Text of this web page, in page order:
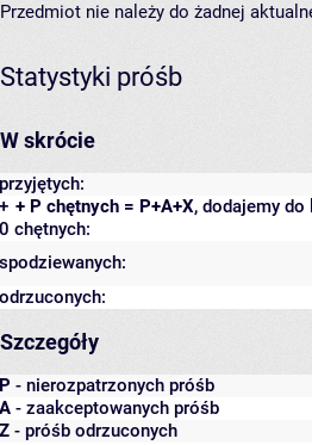
Przedmiot nie należy do żadnej
Statystyki próśb
W skrócie
przyjętych:
+ P chętnych = P+A+X, dodajemy
+
0 chętnych:
spodziewanych:
odrzuconych:
Szczegóły
P - nierozpatrzonych próśb
A - zaakceptowanych próśb
Z - próśb odrzuconych